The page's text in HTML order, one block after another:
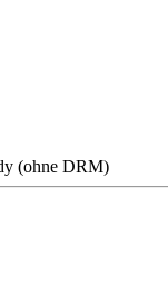
(ohne DRM)